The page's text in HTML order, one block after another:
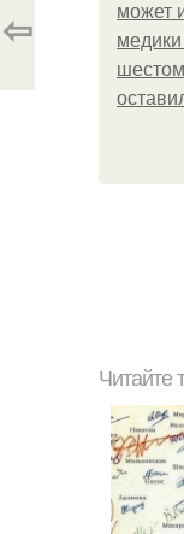
может
⇦
Читайте